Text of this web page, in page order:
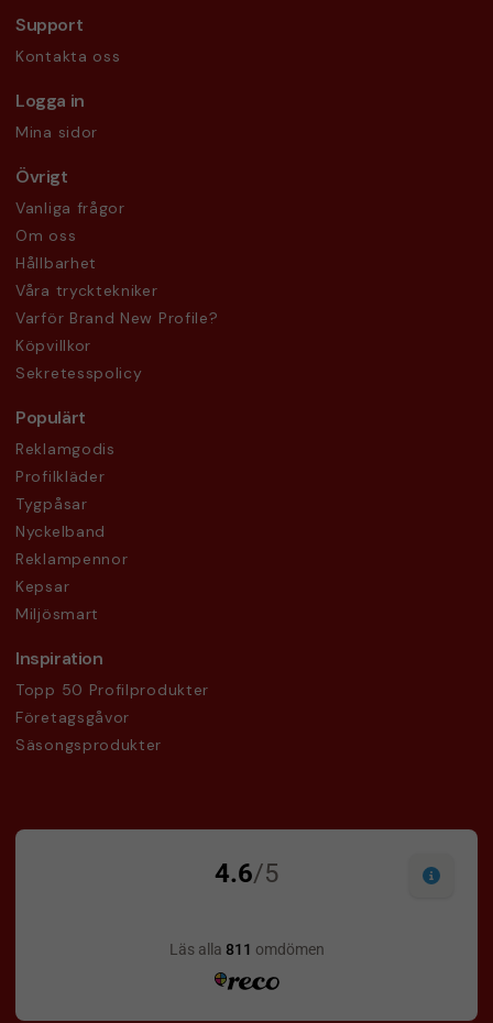
Support
Kontakta oss
Logga in
Mina sidor
Övrigt
Vanliga frågor
Om oss
Hållbarhet
Våra trycktekniker
Varför Brand New Profile?
Köpvillkor
Sekretesspolicy
Populärt
Reklamgodis
Profilkläder
Tygpåsar
Nyckelband
Reklampennor
Kepsar
Miljösmart
Inspiration
Topp 50 Profilprodukter
Företagsgåvor
Säsongsprodukter